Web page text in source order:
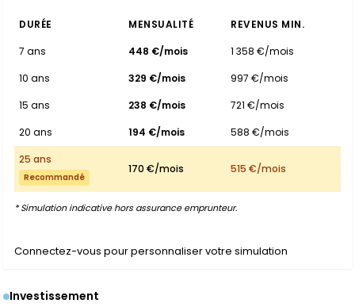
DURÉE MENSUALITÉ
REVENUS MIN.
7 ans
448 €/mois
1 358 €/mois
10 ans
329 €/mois
997 €/mois
15 ans
238 €/mois
721 €/mois
20 ans
194 €/mois
588 €/mois
25 ans
Recommandé
170 €/mois 515 €/mois
* Simulation indicative hors assurance emprunteur.
Connectez-vous pour personnaliser votre simulation
Investissement